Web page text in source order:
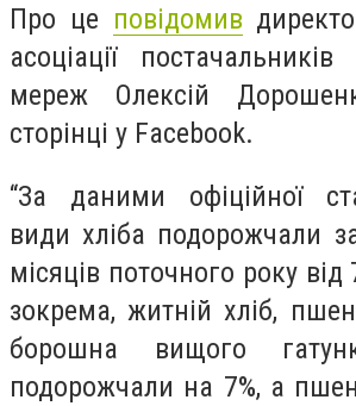
Про це повідомив
асоціації постачальників
мереж Олексій
сторінці у Facebook.
“За даними офіційної
види хліба подорожчали
місяців поточного року від
зокрема, житній хліб,
борошна вищого
подорожчали на 7%, а